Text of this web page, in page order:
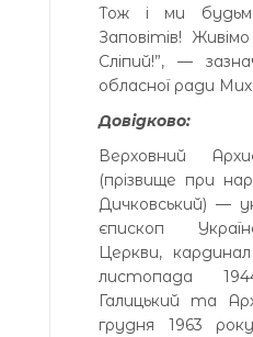
Тож і ми
Заповітів!
Сліпий!”, —
обласної ради
Довідково:
Верховний
(прізвище при
Дичковський) —
єпископ
Церкви,
листопада
Галицький та
грудня 1963